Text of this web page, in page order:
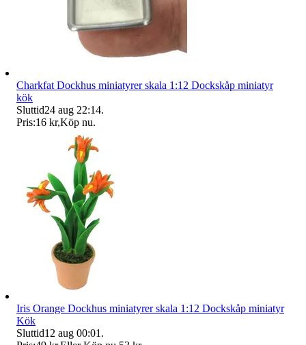
Charkfat Dockhus miniatyrer skala 1:12 Dockskåp miniatyr
kök
Sluttid24 aug 22:14.
Pris:16 kr,Köp nu.
Iris Orange Dockhus miniatyrer skala 1:12 Dockskåp miniatyr
Kök
Sluttid12 aug 00:01 .